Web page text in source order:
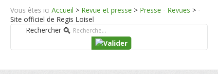
Vous êtes ici Accueil > Revue et presse > Presse - Revues > -
Site officiel de Regis Loisel
Rechercher